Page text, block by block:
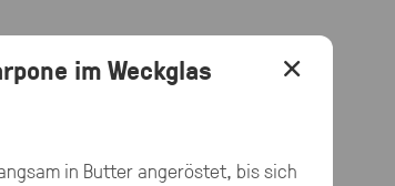
×
im Weckglas
in Butter angeröstet, bis sich